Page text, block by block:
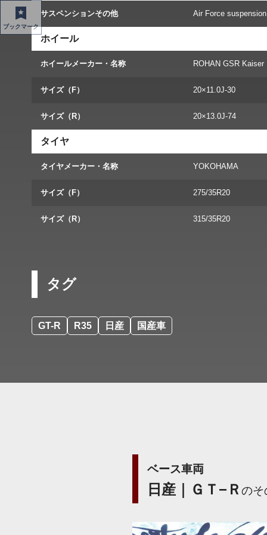
サスペンションその他 Air Force
ホイール
ホイールメーカー・名称 ROHAN GSR Kaiser
サイズ（F） 20×11.0J-30
サイズ（R） 20×13.0J-74
タイヤ
タイヤメーカー・名称 YOKOHAMA
サイズ（F） 275/35R20
サイズ（R） 315/35R20
タグ
GT-R R35 日産 国産車
ベース車両
日産｜ＧＴ−Ｒ のそ
ブックマーク